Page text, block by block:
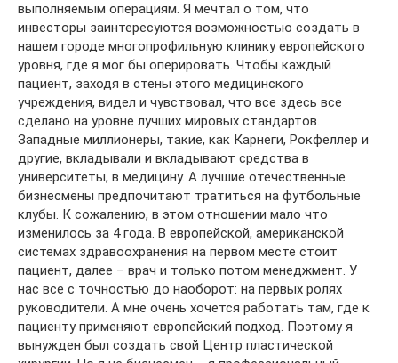
выполняемым операциям. Я мечтал о том, что
инвесторы заинтересуются возможностью создать в
нашем городе многопрофильную клинику европейского
уровня, где я мог бы оперировать. Чтобы каждый
пациент, заходя в стены этого медицинского
учреждения, видел и чувствовал, что все здесь все
сделано на уровне лучших мировых стандартов.
Западные миллионеры, такие, как Карнеги, Рокфеллер и
другие, вкладывали и вкладывают средства в
университеты, в медицину. А лучшие отечественные
бизнесмены предпочитают тратиться на футбольные
клубы. К сожалению, в этом отношении мало что
изменилось за 4 года. В европейской, американской
системах здравоохранения на первом месте стоит
пациент, далее – врач и только потом менеджмент. У
нас все с точностью до наоборот: на первых ролях
руководители. А мне очень хочется работать там, где к
пациенту применяют европейский подход. Поэтому я
вынужден был создать свой Центр пластической